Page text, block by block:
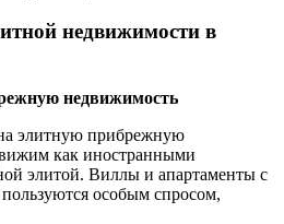
недвижимости в
недвижимость
элитную прибрежную
как иностранными
элитой. Виллы и апартаменты с
особым спросом,